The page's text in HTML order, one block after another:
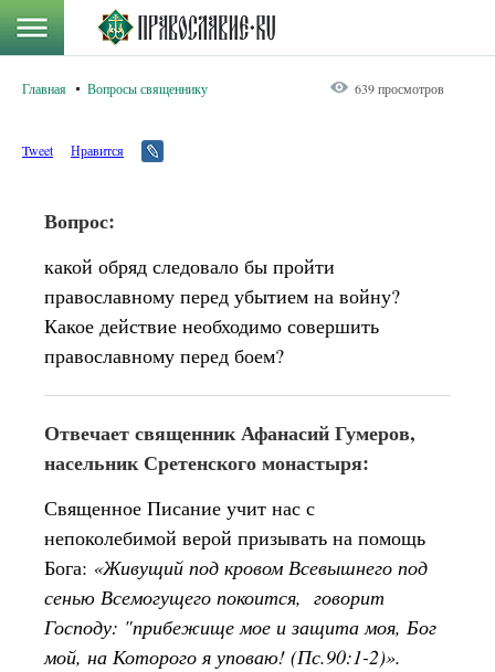
Главная Вопросы священнику 639 просмотров
Tweet Нравится
Вопрос:
какой обряд следовало бы пройти
православному перед убытием на войну?
Какое действие необходимо совершить
православному перед боем?
Отвечает священник Афанасий Гумеров,
насельник Сретенского монастыря:
Священное Писание учит нас с
непоколебимой верой призывать на помощь
Бога: «Живущий под кровом Всевышнего под
сенью Всемогущего покоится, говорит
Господу: "прибежище мое и защита моя, Бог
мой, на Которого я уповаю! (Пс.90:1-2)».